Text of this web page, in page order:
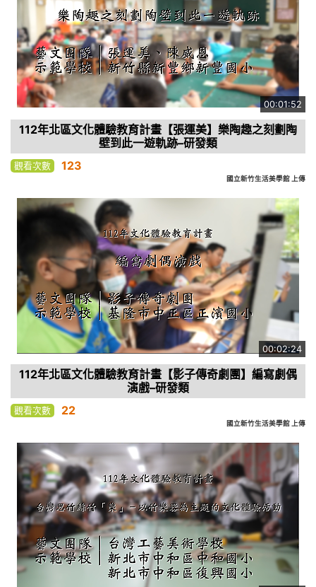
00:01:52
112年北區文化體驗教育計畫【張運美】樂陶趣之刻劃陶
壁到此一遊軌跡–研發類
觀看次數 123
國立新竹生活美學館 上傳
00:02:24
112年北區文化體驗教育計畫【影子傳奇劇團】編寫劇偶
演戲–研發類
觀看次數 22
國立新竹生活美學館 上傳